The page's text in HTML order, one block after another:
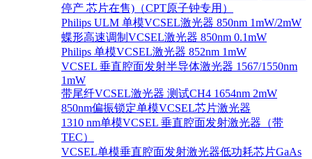
停产 芯片在售)（CPT原子钟专用）
Philips ULM 单模VCSEL激光器 850nm 1mW/2mW
蝶形高速调制VCSEL激光器 850nm 0.1mW
Philips 单模VCSEL激光器 852nm 1mW
VCSEL 垂直腔面发射半导体激光器 1567/1550nm
1mW
带尾纤VCSEL激光器 测试CH4 1654nm 2mW
850nm偏振锁定单模VCSEL芯片激光器
1310 nm单模VCSEL 垂直腔面发射激光器（带
TEC）
VCSEL单模垂直腔面发射激光器低功耗芯片GaAs